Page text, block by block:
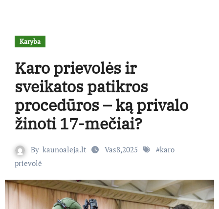
Karyba
Karo prievolės ir
sveikatos patikros
procedūros – ką privalo
žinoti 17-mečiai?
By kaunoaleja.lt Vas8,2025 #karo
prievolė